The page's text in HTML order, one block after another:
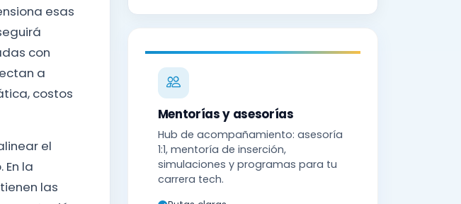
esas
con
a
costos
el
la
las
Mentorías y asesorías
Hub de acompañamiento: asesoría
1:1, mentoría de inserción,
simulaciones y programas para tu
carrera tech.